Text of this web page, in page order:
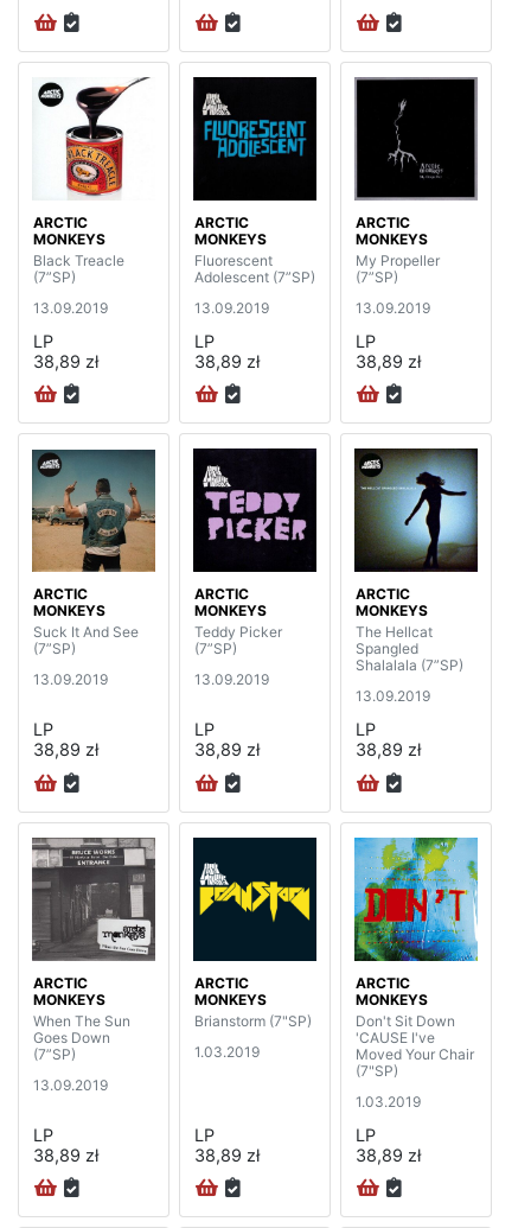
ARCTIC
MONKEYS
Black Treacle
(7”SP)
13.09.2019
LP
38,89 zł
ARCTIC
MONKEYS
Fluorescent
Adolescent (7”SP)
13.09.2019
LP
38,89 zł
ARCTIC
MONKEYS
My Propeller
(7”SP)
13.09.2019
LP
38,89 zł
ARCTIC
MONKEYS
Suck It And See
(7”SP)
13.09.2019
LP
38,89 zł
ARCTIC
MONKEYS
Teddy Picker
(7”SP)
13.09.2019
LP
38,89 zł
ARCTIC
MONKEYS
The Hellcat
Spangled
Shalalala (7”SP)
13.09.2019
LP
38,89 zł
ARCTIC
MONKEYS
When The Sun
Goes Down
(7”SP)
13.09.2019
LP
38,89 zł
ARCTIC
MONKEYS
Brianstorm (7"SP)
1.03.2019
LP
38,89 zł
ARCTIC
MONKEYS
Don't Sit Down
'CAUSE I've
Moved Your Chair
(7"SP)
1.03.2019
LP
38,89 zł